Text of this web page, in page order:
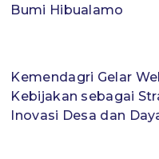
Bumi Hibualamo
Kemendagri Gelar
Kebijakan sebagai
Inovasi Desa dan